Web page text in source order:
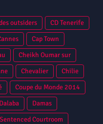
outsiders
CD Tenerife
Cap Town
Cheikh Oumar sur
Chevalier
Chilie
Coupe du Monde 2014
Dalaba
Damas
Courtroom